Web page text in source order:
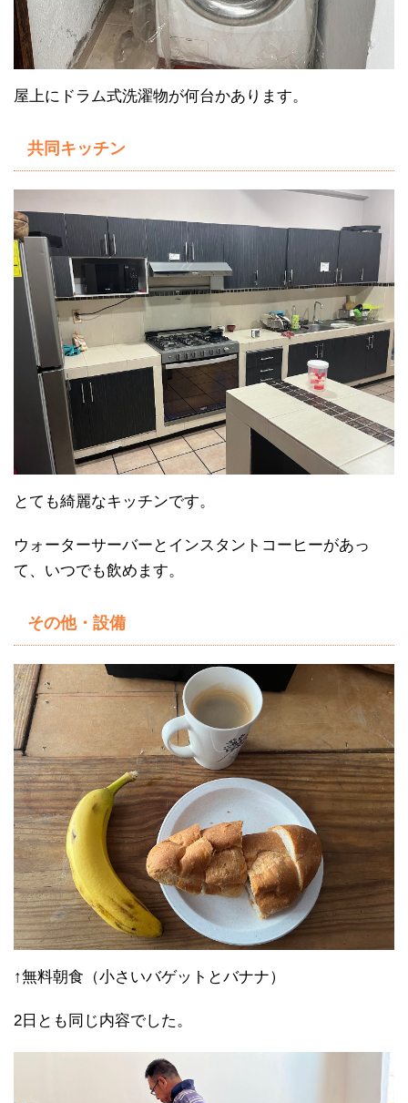
屋上にドラム式洗濯物が何台かあります。
共同キッチン
とても綺麗なキッチンです。
ウォーターサーバーとインスタントコーヒーがあっ
て、いつでも飲めます。
その他・設備
↑無料朝食（小さいバゲットとバナナ）
2日とも同じ内容でした。